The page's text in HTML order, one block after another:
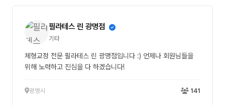
필라테스 린 광명점
기타
체형교정 전문 필라테스 린 광명점입니다 :) 언제나 회원님들을
위해 노력하고 진심을 다 하겠습니다!
광명시 141